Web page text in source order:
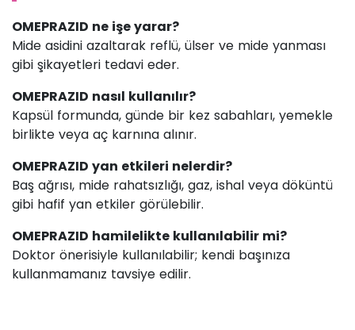
OMEPRAZID ne işe yarar?
Mide asidini azaltarak reflü, ülser ve mide yanması
gibi şikayetleri tedavi eder.
OMEPRAZID nasıl kullanılır?
Kapsül formunda, günde bir kez sabahları, yemekle
birlikte veya aç karnına alınır.
OMEPRAZID yan etkileri nelerdir?
Baş ağrısı, mide rahatsızlığı, gaz, ishal veya döküntü
gibi hafif yan etkiler görülebilir.
OMEPRAZID hamilelikte kullanılabilir mi?
Doktor önerisiyle kullanılabilir; kendi başınıza
kullanmamanız tavsiye edilir.